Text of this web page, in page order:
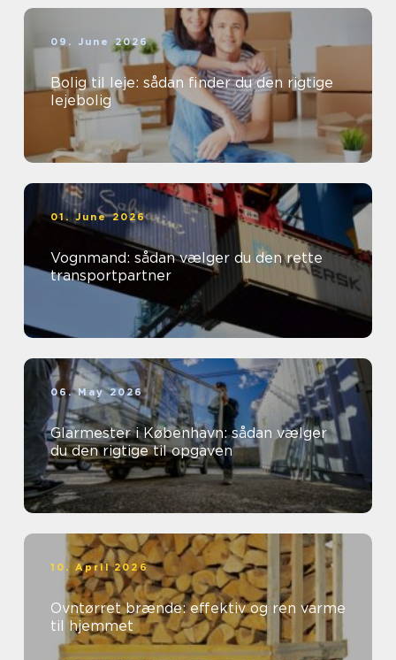
09. June 2026
Bolig til leje: sådan finder du den rigtige
lejebolig
01. June 2026
Vognmand: sådan vælger du den rette
transportpartner
06. May 2026
Glarmester i København: sådan vælger
du den rigtige til opgaven
10. April 2026
Ovntørret brænde: effektiv og ren varme
til hjemmet